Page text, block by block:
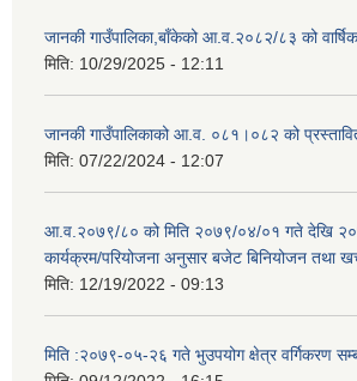
जानकी गाउँपालिका,बाँकेको आ.व.२०८२/८३ को
मिति: 10/29/2025 - 12:11
जानकी गाउँपालिकाको आ.व. ०८१।०८२ को
मिति: 07/22/2024 - 12:07
आ.व.२०७९/८० को मिति २०७९/०४/०१ गते देखि
कार्यक्रम/परियोजना अनुसार बजेट बिनियोजन तथा
मिति: 12/19/2022 - 09:13
मिति :२०७९-०५-२६ गते भुउपयोग क्षेत्र वर्गिकरण